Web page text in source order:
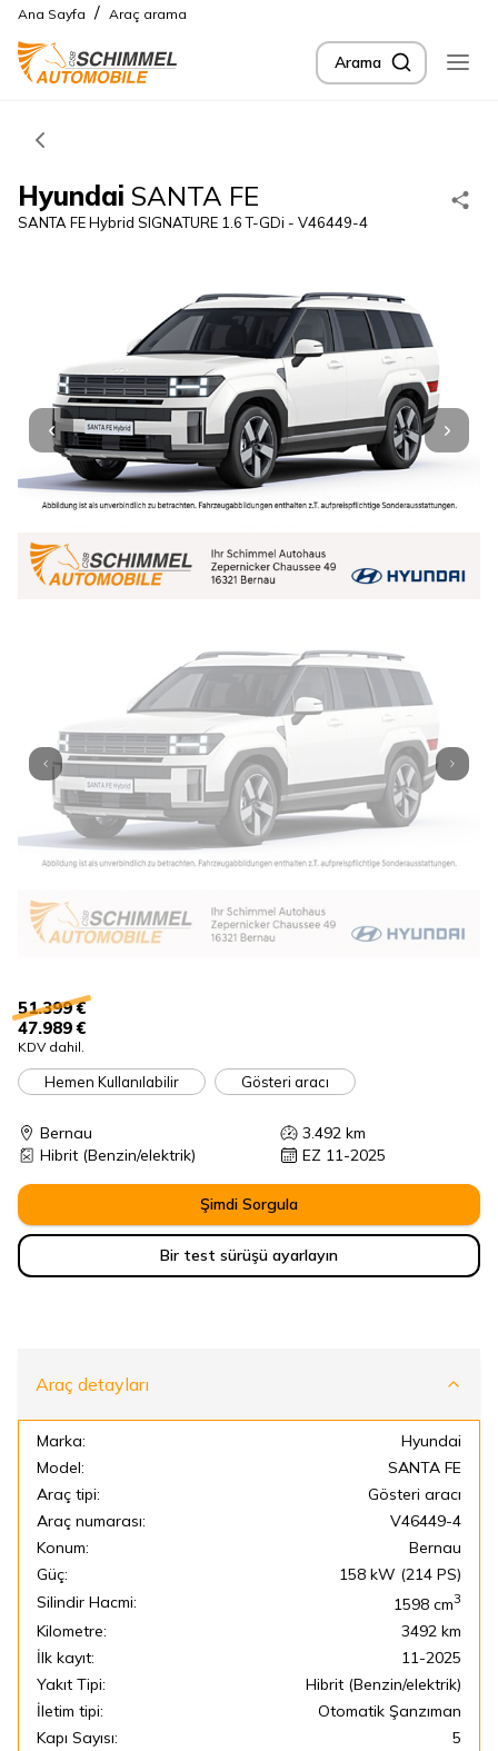
Ana Sayfa / Araç arama
Arama
Hyundai SANTA FE
SANTA FE Hybrid SIGNATURE 1.6 T-GDi - V46449-4
51.399 €
47.989 €
KDV dahil.
Hemen Kullanılabilir Gösteri aracı
Bernau 3.492km
Hibrit (Benzin/elektrik) EZ 11-2025
Şimdi Sorgula
Bir test sürüşü ayarlayın
Araç detayları
Marka:
Hyundai
Model:
SANTA FE
Araç tipi:
Gösteri aracı
Araç numarası:
V46449-4
Konum:
Bernau
Güç:
158 kW (214 PS)
Silindir Hacmi:
1598 cm3
Kilometre:
3492 km
İlk kayıt:
11-2025
Yakıt Tipi:
Hibrit (Benzin/elektrik)
İletim tipi:
Otomatik Şanzıman
Kapı Sayısı:
5